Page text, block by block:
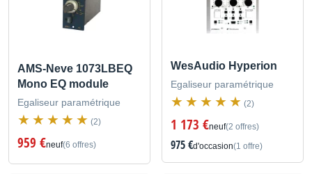
AMS-Neve 1073LBEQ
Mono EQ module
Egaliseur paramétrique
(2)
959 €neuf(6 offres)
WesAudio Hyperion
Egaliseur paramétrique
(2)
1 173 €neuf(2 offres)
975 €d'occasion(1 offre)